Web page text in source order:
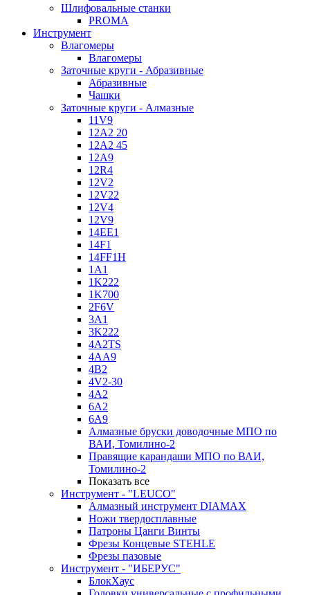
Шлифовальные станки
PROMA
Инструмент
Влагомеры
Влагомеры
Заточные круги - Абразивные
Абразивные
Чашки
Заточные круги - Алмазные
11V9
12A2 20
12A2 45
12A9
12R4
12V2
12V22
12V4
12V9
14EE1
14F1
14FF1H
1A1
1K222
1K700
2F6V
3A1
3K222
4A2TS
4AA9
4B2
4V2-30
4А2
6A2
6A9
Алмазные бруски доводочные МПО по
ВАИ, Томилино-2
Правящие карандаши МПО по ВАИ,
Томилино-2
Показать все
Инструмент - "LEUCO"
Алмазный инструмент DIAMAX
Ножи твердосплавные
Патроны Цанги Винты
Фрезы Концевые STEHLE
Фрезы пазовые
Инструмент - "ИБЕРУС"
БлокХаус